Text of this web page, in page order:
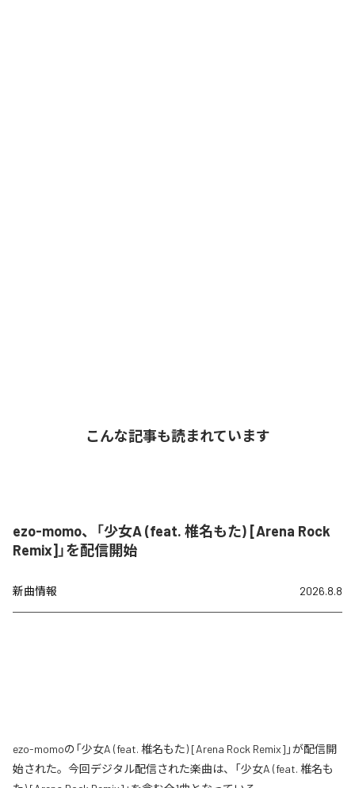
こんな記事も読まれています
ezo-momo、「少女A (feat. 椎名もた) [Arena Rock
Remix]」を配信開始
新曲情報 2026.8.8
ezo-momoの「少女A (feat. 椎名もた) [Arena Rock Remix]」が配信開
始された。今回デジタル配信された楽曲は、「少女A (feat. 椎名も